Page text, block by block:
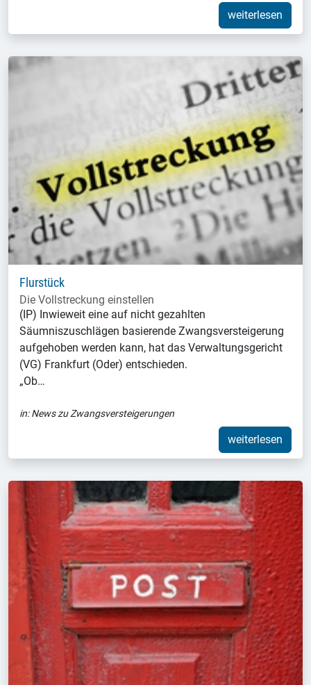
weiterlesen
Flurstück
Die Vollstreckung einstellen
(IP) Inwieweit eine auf nicht gezahlten
Säumniszuschlägen basierende Zwangsversteigerung
aufgehoben werden kann, hat das Verwaltungsgericht
(VG) Frankfurt (Oder) entschieden.
„Ob…
in:News zu Zwangsversteigerungen
weiterlesen